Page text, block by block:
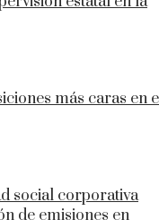
más caras en
social corporativa
de emisiones en